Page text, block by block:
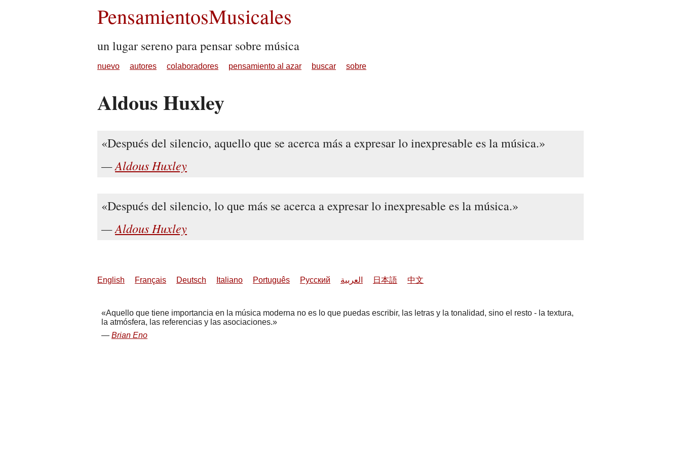
PensamientosMusicales
un lugar sereno para pensar sobre música
nuevo autores colaboradores pensamiento al azar buscar sobre
Aldous Huxley
Después del silencio, aquello que se acerca más a expresar lo inexpresable es la música.
Aldous Huxley
Después del silencio, lo que más se acerca a expresar lo inexpresable es la música.
Aldous Huxley
English Français Deutsch Italiano Português Русский العربية 日本語 中文
Aquello que tiene importancia en la música moderna no es lo que puedas escribir, las letras y la tonalidad, sino el resto - la textura,
la atmósfera, las referencias y las asociaciones.
Brian Eno